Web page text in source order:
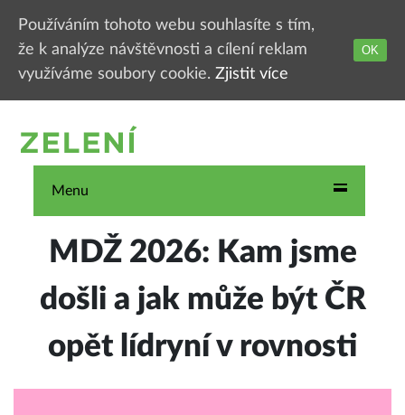
Menu
MDŽ 2026: Kam jsme
došli a jak může být ČR
opět lídryní v rovnosti
Používáním tohoto webu souhlasíte s tím,
že k analýze návštěvnosti a cílení reklam
využíváme soubory cookie. Zjistit více
OK